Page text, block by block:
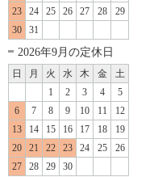
23
24 25 26 27 28
29
30
31
2026年9月の定休日
日 月 火 水 木 金
土
1
2 3 4
5
6
7 8 9 10 11
12
13
14 15 16 17 18
19
20
21 22 23 24 25
26
27
28 29 30